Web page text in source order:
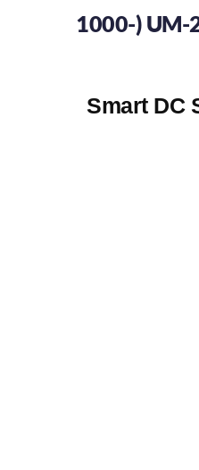
סי טורץ – פורק חלבונים DC חכם UM-250in (1000-
Smart DC